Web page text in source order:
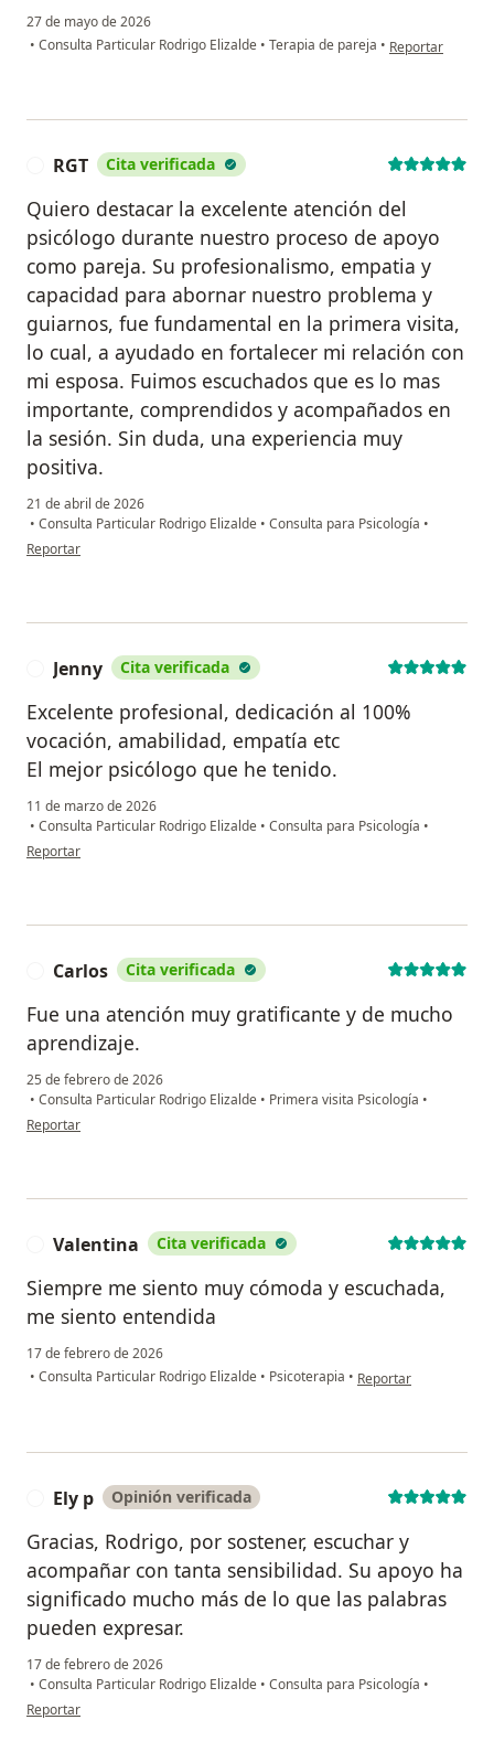
27 de mayo de 2026
• Consulta Particular Rodrigo Elizalde • Terapia de pareja • en opinión del
Reportar
RGT Cita verificada
Quiero destacar la excelente atención del
psicólogo durante nuestro proceso de apoyo
como pareja. Su profesionalismo, empatia y
capacidad para abornar nuestro problema y
guiarnos, fue fundamental en la primera visita,
lo cual, a ayudado en fortalecer mi relación con
mi esposa. Fuimos escuchados que es lo mas
importante, comprendidos y acompañados en
la sesión. Sin duda, una experiencia muy
positiva.
21 de abril de 2026
• Consulta Particular Rodrigo Elizalde • Consulta para Psicología •
en opinión del usuario RGT
Reportar
Jenny Cita verificada
Excelente profesional, dedicación al 100%
vocación, amabilidad, empatía etc
El mejor psicólogo que he tenido.
11 de marzo de 2026
• Consulta Particular Rodrigo Elizalde • Consulta para Psicología •
en opinión del usuario Jenny
Reportar
Carlos Cita verificada
Fue una atención muy gratificante y de mucho
aprendizaje.
25 de febrero de 2026
• Consulta Particular Rodrigo Elizalde • Primera visita Psicología •
en opinión del usuario Carlos
Reportar
Valentina Cita verificada
Siempre me siento muy cómoda y escuchada,
me siento entendida
17 de febrero de 2026
• Consulta Particular Rodrigo Elizalde • Psicoterapia • en opinión del
Reportar
Ely p Opinión verificada
Gracias, Rodrigo, por sostener, escuchar y
acompañar con tanta sensibilidad. Su apoyo ha
significado mucho más de lo que las palabras
pueden expresar.
17 de febrero de 2026
• Consulta Particular Rodrigo Elizalde • Consulta para Psicología •
en opinión del usuario Ely p
Reportar